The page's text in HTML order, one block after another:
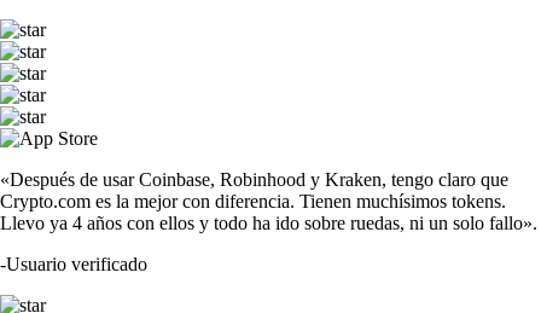
«Después de usar Coinbase, Robinhood y Kraken, tengo claro que
Crypto.com es la mejor con diferencia. Tienen muchísimos tokens.
Llevo ya 4 años con ellos y todo ha ido sobre ruedas, ni un solo fallo».
-Usuario verificado